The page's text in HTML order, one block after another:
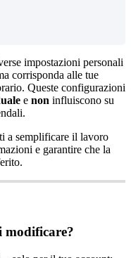
impostazioni personali
corrisponda alle tue
. Queste configurazioni
e non influiscono su
.
a semplificare il lavoro
e garantire che la
.
modificare?